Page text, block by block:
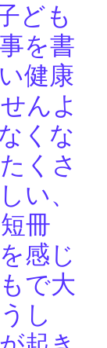
ども
を書
健康
んよ
くな
くさ
い、
冊
感じ
で大
し